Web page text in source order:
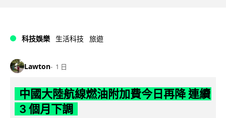
科技娛樂 生活科技 旅遊
Lawton 1 日
中國大陸航線燃油附加費今日再降 連續
3 個月下調